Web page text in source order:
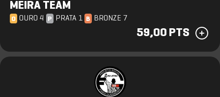
MEIRA TEAM
O OURO 4 P PRATA 1 B BRONZE 7
59,00 PTS